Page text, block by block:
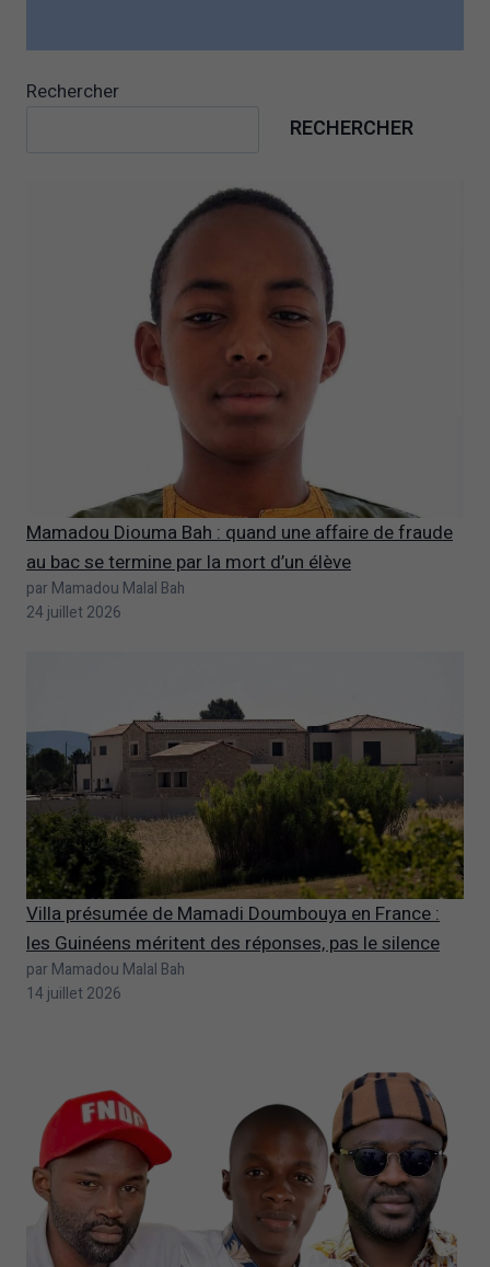
Rechercher
RECHERCHER
Mamadou Diouma Bah : quand une affaire de fraude
au bac se termine par la mort d’un élève
par Mamadou Malal Bah
24 juillet 2026
Villa présumée de Mamadi Doumbouya en France :
les Guinéens méritent des réponses, pas le silence
par Mamadou Malal Bah
14 juillet 2026